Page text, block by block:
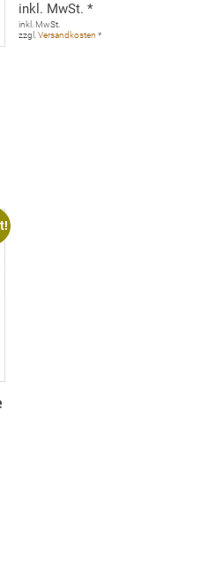
war:
inkl. MwSt. *
inkl. MwSt.
zzgl.Versandkosten *